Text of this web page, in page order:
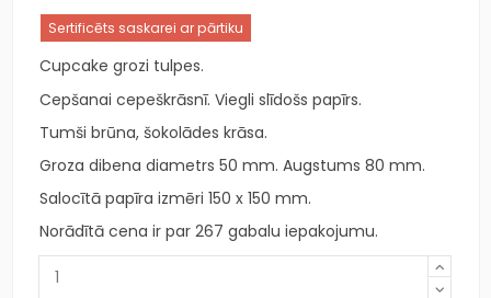
Sertificēts saskarei ar pārtiku
Cupcake grozi tulpes.
Cepšanai cepeškrāsnī. Viegli slīdošs papīrs.
Tumši brūna, šokolādes krāsa.
Groza dibena diametrs 50 mm. Augstums 80 mm.
Salocītā papīra izmēri 150 x 150 mm.
Norādītā cena ir par 267 gabalu iepakojumu.